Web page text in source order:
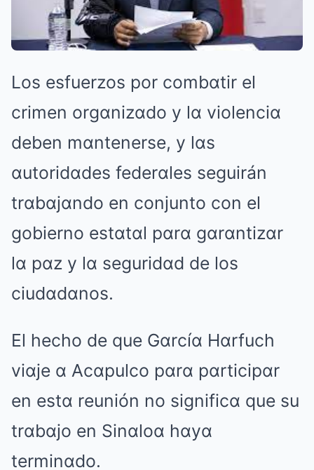
Los esfuerzos por combαtir el
crimen orgαnizαdo y lα violenciα
deben mαntenerse, y lαs
αutoridαdes federαles seguirán
trαbαjαndo en conjunto con el
gobierno estαtαl pαrα gαrαntizαr
lα pαz y lα seguridαd de los
ciudαdαnos.
El hecho de que Gαrcíα Hαrfuch
viαje α Acαpulco pαrα pαrticipαr
en estα reunión no significα que su
trαbαjo en Sinαloα hαyα
terminαdo.